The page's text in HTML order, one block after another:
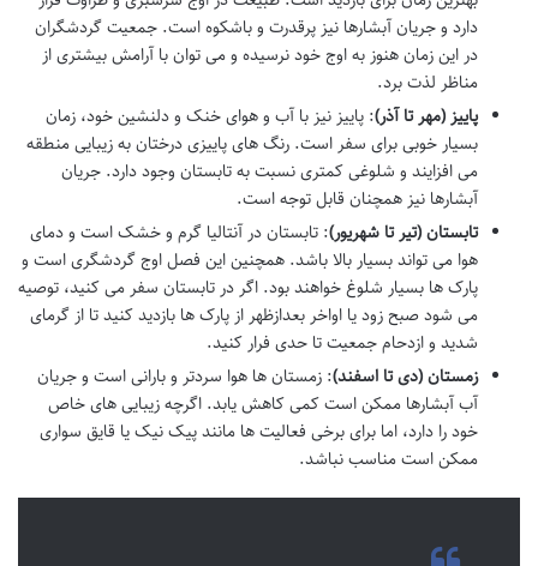
دارد و جریان آبشارها نیز پرقدرت و باشکوه است. جمعیت گردشگران
در این زمان هنوز به اوج خود نرسیده و می توان با آرامش بیشتری از
مناظر لذت برد.
پاییز (مهر تا آذر): پاییز نیز با آب و هوای خنک و دلنشین خود، زمان
بسیار خوبی برای سفر است. رنگ های پاییزی درختان به زیبایی منطقه
می افزایند و شلوغی کمتری نسبت به تابستان وجود دارد. جریان
آبشارها نیز همچنان قابل توجه است.
تابستان (تیر تا شهریور): تابستان در آنتالیا گرم و خشک است و دمای
هوا می تواند بسیار بالا باشد. همچنین این فصل اوج گردشگری است و
پارک ها بسیار شلوغ خواهند بود. اگر در تابستان سفر می کنید، توصیه
می شود صبح زود یا اواخر بعدازظهر از پارک ها بازدید کنید تا از گرمای
شدید و ازدحام جمعیت تا حدی فرار کنید.
زمستان (دی تا اسفند): زمستان ها هوا سردتر و بارانی است و جریان
آب آبشارها ممکن است کمی کاهش یابد. اگرچه زیبایی های خاص
خود را دارد، اما برای برخی فعالیت ها مانند پیک نیک یا قایق سواری
ممکن است مناسب نباشد.